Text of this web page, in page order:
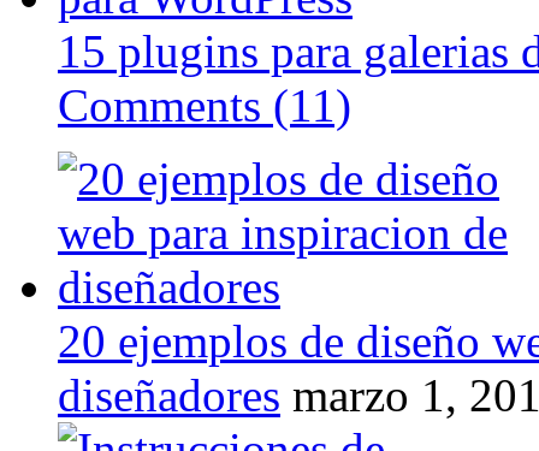
15 plugins para galerias
Comments (11)
20 ejemplos de diseño
diseñadores marzo 1,